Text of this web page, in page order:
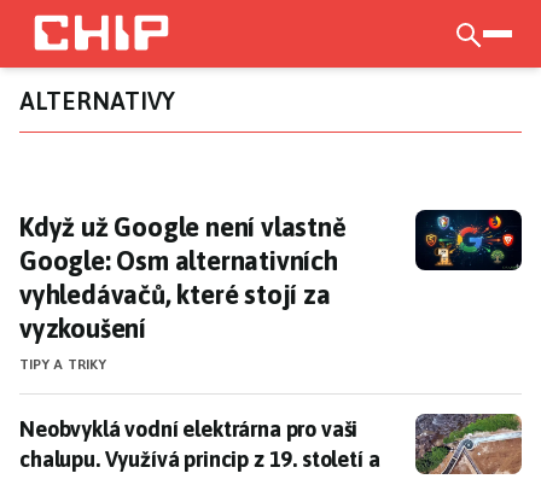
Přejít
hlavnímu
obsahu
ALTERNATIVY
Když už Google není vlastně Google: Osm
Když už Google není vlastně
Google: Osm alternativních
vyhledávačů, které stojí za
vyzkoušení
TIPY A TRIKY
Neobvyklá vodní elektrárna pro vaši chalupu.
Neobvyklá vodní elektrárna pro vaši
chalupu. Využívá princip z 19. století a